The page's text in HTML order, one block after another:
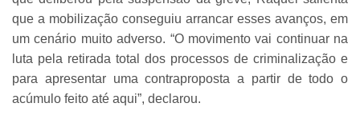
que a mobilização conseguiu arrancar esses avanços, em
um cenário muito adverso. “O movimento vai continuar na
luta pela retirada total dos processos de criminalização e
para apresentar uma contraproposta a partir de todo o
acúmulo feito até aqui”, declarou.